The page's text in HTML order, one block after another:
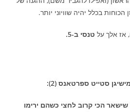
בכלל יהיה שוויוני יותר.
אז אלך על טנסי ב-5.
שישאר הכי קרוב לחצי כשהם ירימו